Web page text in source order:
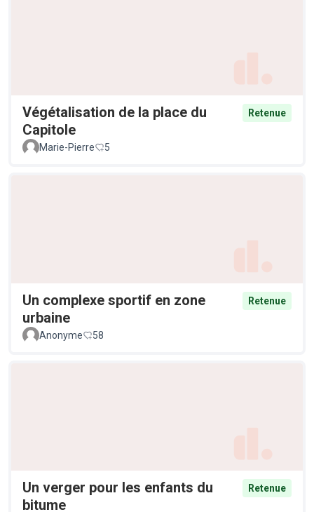
Végétalisation de la place du
Capitole
Retenue
Marie-Pierre 5
Un complexe sportif en zone
urbaine
Retenue
Anonyme 58
Un verger pour les enfants du
bitume
Retenue